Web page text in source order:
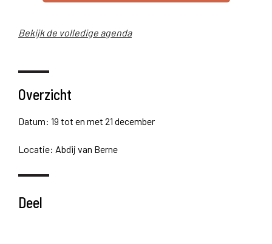
Bekijk de volledige agenda
Overzicht
Datum: 19 tot en met 21 december
Locatie: Abdij van Berne
Deel